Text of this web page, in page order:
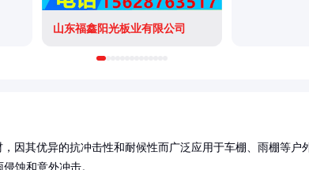
山东福鑫阳光板业有限公司
因其优异的抗冲击性和耐候性而广泛应用于车棚、雨棚等户
蚀和意外冲击。